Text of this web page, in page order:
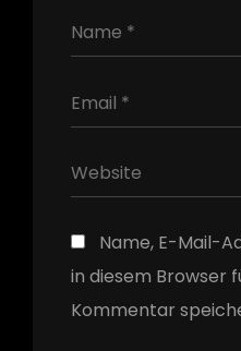
Name, E-Mail-
in diesem Browser
Kommentar